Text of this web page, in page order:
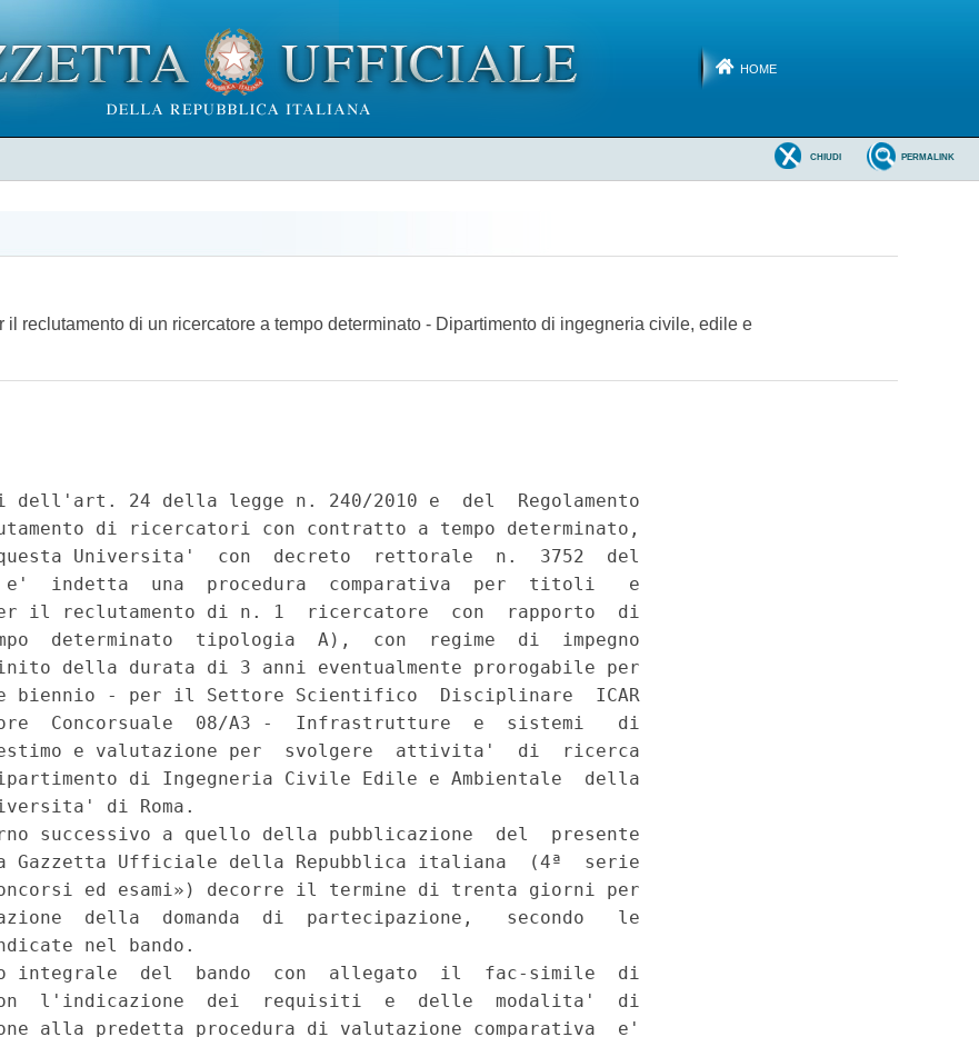
HOME
PERMALINK
CHIUDI
reclutamento di un ricercatore a tempo determinato - Dipartimento di ingegneria civile, edile e